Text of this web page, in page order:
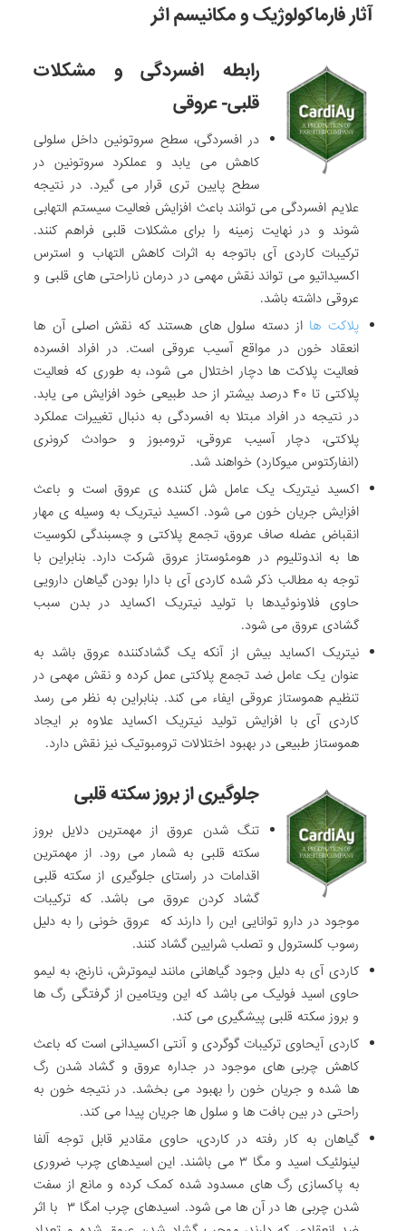
آثار فارماکولوژیک و مکانیسم اثر
رابطه افسردگی و مشکلات
قلبی- عروقی
در افسردگی، سطح سروتونین داخل سلولی
کاهش می یابد و عملکرد سروتونین در
سطح پایین تری قرار می گیرد. در نتیجه
علایم افسردگی می توانند باعث افزایش فعالیت سیستم التهابی
شوند و در نهایت زمینه را برای مشکلات قلبی فراهم کنند.
ترکیبات کاردی آی باتوجه به اثرات کاهش التهاب و استرس
اکسیداتیو می تواند نقش مهمی در درمان ناراحتی های قلبی و
عروقی داشته باشد.
پلاکت ها از دسته سلول های هستند که نقش اصلی آن ها
انعقاد خون در مواقع آسیب عروقی است. در افراد افسرده
فعالیت پلاکت ها دچار اختلال می شود، به طوری که فعالیت
پلاکتی تا ۴۰ درصد بیشتر از حد طبیعی خود افزایش می یابد.
در نتیجه در افراد مبتلا به افسردگی به دنبال تغییرات عملکرد
پلاکتی، دچار آسیب عروقی، ترومبوز و حوادث کرونری
(انفارکتوس میوکارد) خواهند شد.
اکسید نیتریک یک عامل شل کننده ی عروق است و باعث
افزایش جریان خون می شود. اکسید نیتریک به وسیله ی مهار
انقباض عضله صاف عروق، تجمع پلاکتی و چسبندگی لکوسیت
ها به اندوتلیوم در هومئوستاز عروق شرکت دارد. بنابراین با
توجه به مطالب ذکر شده کاردی آی با دارا بودن گیاهان دارویی
حاوی فلاونوئیدها با تولید نیتریک اکساید در بدن سبب
گشادی عروق می شود.
نیتریک اکساید بیش از آنکه یک گشادکننده عروق باشد به
عنوان یک عامل ضد تجمع پلاکتی عمل کرده و نقش مهمی در
تنظیم هموستاز عروقی ایفاء می کند. بنابراین به نظر می رسد
کاردی آی با افزایش تولید نیتریک اکساید علاوه بر ایجاد
هموستاز طبیعی در بهبود اختلالات ترومبوتیک نیز نقش دارد.
جلوگیری از بروز سکته قلبی
تنگ شدن عروق از مهمترین دلایل بروز
سکته قلبی به شمار می رود. از مهمترین
اقدامات در راستای جلوگیری از سکته قلبی
گشاد کردن عروق می باشد. که ترکیبات
موجود در دارو توانایی این را دارند که عروق خونی را به دلیل
رسوب کلسترول و تصلب شرایین گشاد کنند.
کاردی آی به دلیل وجود گیاهانی مانند لیموترش، نارنج، به لیمو
حاوی اسید فولیک می باشد که این ویتامین از گرفتگی رگ ها
و بروز سکته قلبی پیشگیری می کند.
کاردی آیحاوی ترکیبات گوگردی و آنتی اکسیدانی است که باعث
کاهش چربی های موجود در جداره عروق و گشاد شدن رگ
ها شده و جریان خون را بهبود می بخشد. در نتیجه خون به
راحتی در بین بافت ها و سلول ها جریان پیدا می کند.
گیاهان به کار رفته در کاردی، حاوی مقادیر قابل توجه آلفا
لینولئیک اسید و مگا ۳ می باشند. این اسیدهای چرب ضروری
به پاکسازی رگ های مسدود شده کمک کرده و مانع از سفت
شدن چربی ها در آن ها می شود. اسیدهای چرب امگا ۳ با اثر